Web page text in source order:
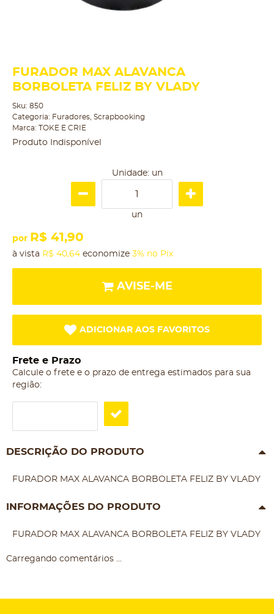
FURADOR MAX ALAVANCA
BORBOLETA FELIZ BY VLADY
Sku: 850
Categoria: Furadores Scrapbooking
Marca: TOKE E CRIE
Produto Indisponível
Unidade: un
un
por R$ 41,90
à vista R$ 40,64 economize 3% no Pix
AVISE-ME
ADICIONAR AOS FAVORITOS
Frete e Prazo
Calcule o frete e o prazo de entrega estimados para sua
região:
DESCRIÇÃO DO PRODUTO
FURADOR MAX ALAVANCA BORBOLETA FELIZ BY VLADY
INFORMAÇÕES DO PRODUTO
FURADOR MAX ALAVANCA BORBOLETA FELIZ BY VLADY
Carregando comentários ...